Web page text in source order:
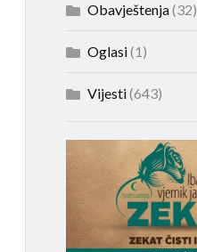
Obavještenja(32)
Oglasi(1)
Vijesti(643)